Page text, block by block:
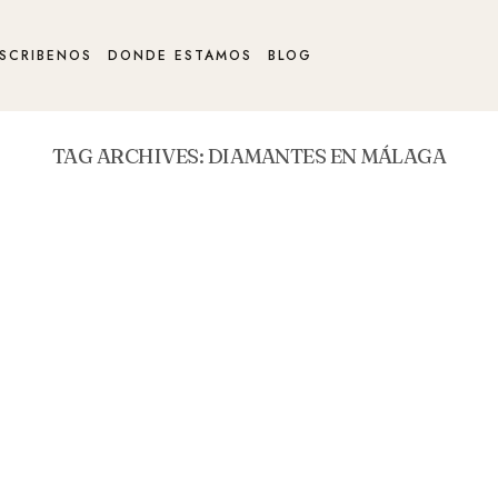
DONDE ESTAMOS BLOG
TAG ARCHIVES:DIAMANTES EN MÁLAGA